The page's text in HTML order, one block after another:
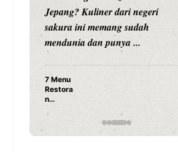
Jepang? Kuliner dari negeri
sakura ini memang sudah
mendunia dan punya ...
7 Menu
Restora
n
yang
Dicoba,